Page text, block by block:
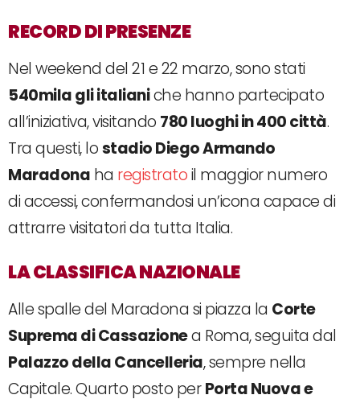
RECORD DI PRESENZE
Nel weekend del 21 e 22 marzo, sono stati
540mila gli italianiche hanno partecipato
all’iniziativa, visitando 780 luoghi in 400 città.
Tra questi, lostadio Diego Armando
Maradona ha registratoil maggior numero
di accessi, confermandosi un’icona capace di
attrarre visitatori da tutta Italia.
LA CLASSIFICA NAZIONALE
Alle spalle del Maradona si piazza la Corte
Suprema di Cassazionea Roma, seguita dal
Palazzo della Cancelleria, sempre nella
Capitale. Quarto posto perPorta Nuova e